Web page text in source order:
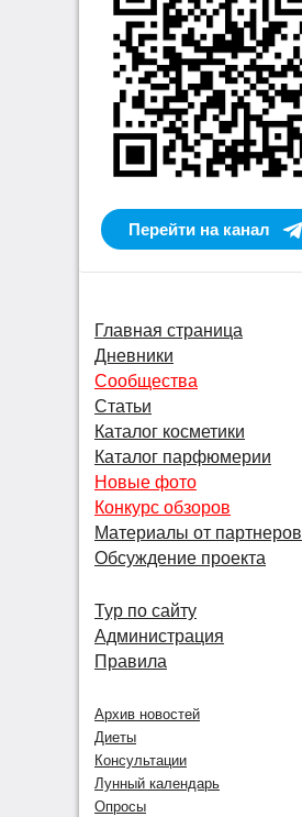
Перейти на канал
Главная страница
Дневники
Сообщества
Статьи
Каталог косметики
Каталог парфюмерии
Новые фото
Конкурс обзоров
Материалы от партнеров
Обсуждение проекта
Тур по сайту
Администрация
Правила
Архив новостей
Диеты
Консультации
Лунный календарь
Опросы